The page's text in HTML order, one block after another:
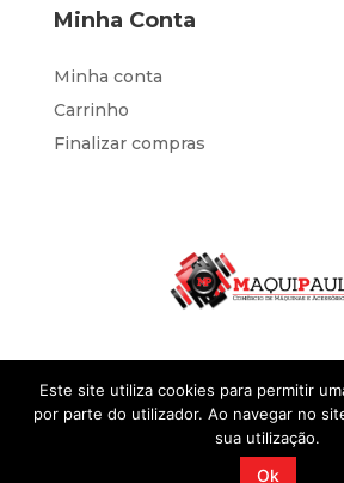
Minha Conta
Minha conta
Carrinho
Finalizar compras
IOL Negócios
Este site utiliza cookies para permitir
por parte do utilizador. Ao navegar no
sua utilização.
Ok